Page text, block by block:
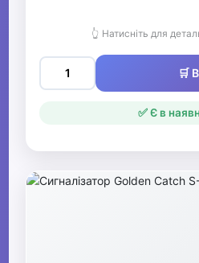
👆 Натисніть для
🛒
✅ Є в